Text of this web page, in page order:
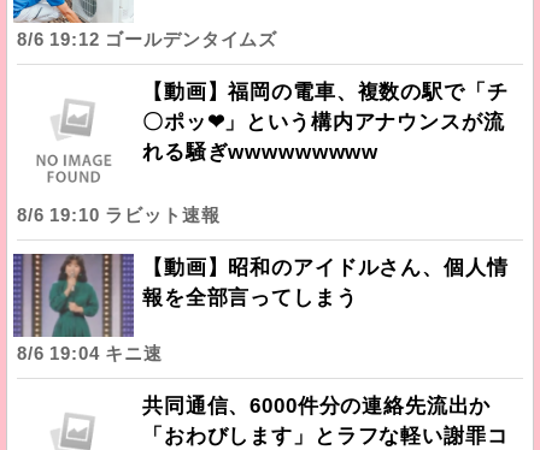
8/6 19:12 ゴールデンタイムズ
【動画】福岡の電車、複数の駅で「チ
〇ポッ❤」という構内アナウンスが流
れる騒ぎwwwwwwwww
8/6 19:10 ラビット速報
【動画】昭和のアイドルさん、個人情
報を全部言ってしまう
8/6 19:04 キニ速
共同通信、6000件分の連絡先流出か
「おわびします」とラフな軽い謝罪コ